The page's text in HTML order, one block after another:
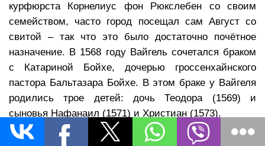
курфюрста Корнелиус фон Рюкслебен со своим
семейством, часто город посещал сам Август со
свитой – так что это было достаточно почётное
назначение. В 1568 году Вайгель сочетался браком
с Катариной Бойхе, дочерью гроссенхайнского
пастора Бальтазара Бойхе. В этом браке у Вайгеля
родились трое детей: дочь Теодора (1569) и
сыновья Нафанаил (1571) и Христиан (1573).
С самого начала своего служения Вайгель показал